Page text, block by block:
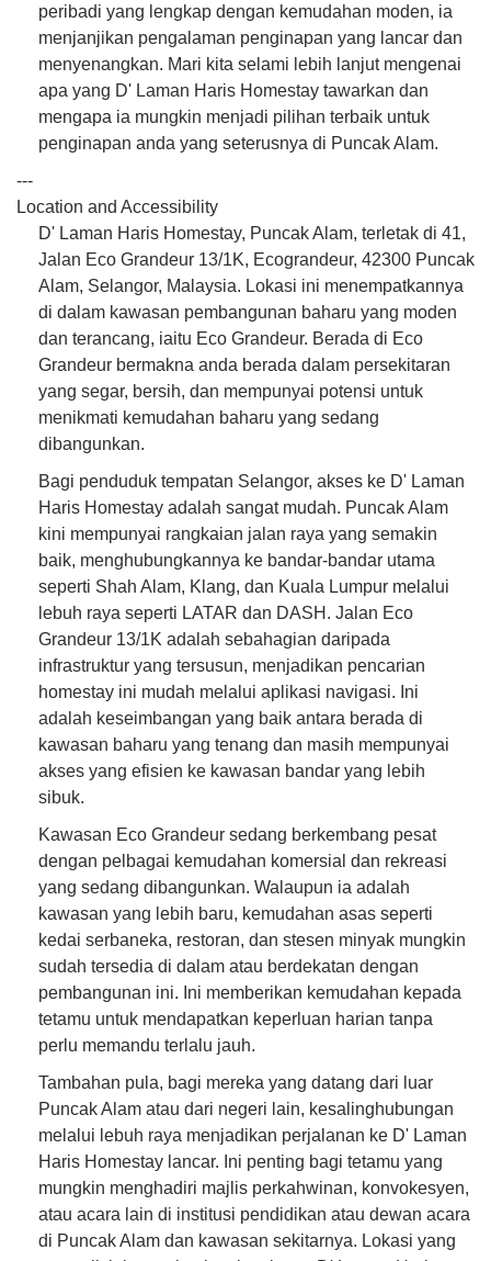
peribadi yang lengkap dengan kemudahan moden, ia
menjanjikan pengalaman penginapan yang lancar dan
menyenangkan. Mari kita selami lebih lanjut mengenai
apa yang D' Laman Haris Homestay tawarkan dan
mengapa ia mungkin menjadi pilihan terbaik untuk
penginapan anda yang seterusnya di Puncak Alam.
---
Location and Accessibility
D' Laman Haris Homestay, Puncak Alam, terletak di 41,
Jalan Eco Grandeur 13/1K, Ecograndeur, 42300 Puncak
Alam, Selangor, Malaysia. Lokasi ini menempatkannya
di dalam kawasan pembangunan baharu yang moden
dan terancang, iaitu Eco Grandeur. Berada di Eco
Grandeur bermakna anda berada dalam persekitaran
yang segar, bersih, dan mempunyai potensi untuk
menikmati kemudahan baharu yang sedang
dibangunkan.
Bagi penduduk tempatan Selangor, akses ke D' Laman
Haris Homestay adalah sangat mudah. Puncak Alam
kini mempunyai rangkaian jalan raya yang semakin
baik, menghubungkannya ke bandar-bandar utama
seperti Shah Alam, Klang, dan Kuala Lumpur melalui
lebuh raya seperti LATAR dan DASH. Jalan Eco
Grandeur 13/1K adalah sebahagian daripada
infrastruktur yang tersusun, menjadikan pencarian
homestay ini mudah melalui aplikasi navigasi. Ini
adalah keseimbangan yang baik antara berada di
kawasan baharu yang tenang dan masih mempunyai
akses yang efisien ke kawasan bandar yang lebih
sibuk.
Kawasan Eco Grandeur sedang berkembang pesat
dengan pelbagai kemudahan komersial dan rekreasi
yang sedang dibangunkan. Walaupun ia adalah
kawasan yang lebih baru, kemudahan asas seperti
kedai serbaneka, restoran, dan stesen minyak mungkin
sudah tersedia di dalam atau berdekatan dengan
pembangunan ini. Ini memberikan kemudahan kepada
tetamu untuk mendapatkan keperluan harian tanpa
perlu memandu terlalu jauh.
Tambahan pula, bagi mereka yang datang dari luar
Puncak Alam atau dari negeri lain, kesalinghubungan
melalui lebuh raya menjadikan perjalanan ke D' Laman
Haris Homestay lancar. Ini penting bagi tetamu yang
mungkin menghadiri majlis perkahwinan, konvokesyen,
atau acara lain di institusi pendidikan atau dewan acara
di Puncak Alam dan kawasan sekitarnya. Lokasi yang